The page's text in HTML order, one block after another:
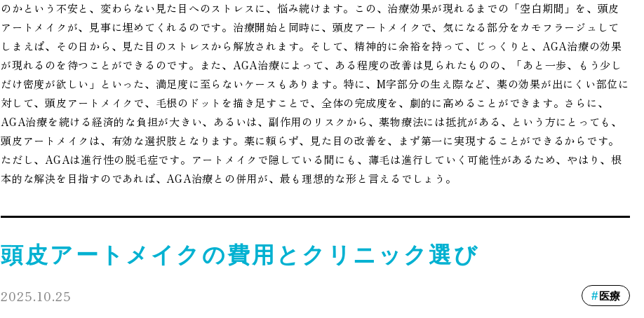
のかという不安と、変わらない見た目へのストレスに、悩み続けます。この、治療効果が現れるまでの「空白期間」を、頭皮
アートメイクが、見事に埋めてくれるのです。治療開始と同時に、頭皮アートメイクで、気になる部分をカモフラージュして
しまえば、その日から、見た目のストレスから解放されます。そして、精神的に余裕を持って、じっくりと、AGA治療の効果
が現れるのを待つことができるのです。また、AGA治療によって、ある程度の改善は見られたものの、「あと一歩、もう少し
だけ密度が欲しい」といった、満足度に至らないケースもあります。特に、M字部分の生え際など、薬の効果が出にくい部位に
対して、頭皮アートメイクで、毛根のドットを描き足すことで、全体の完成度を、劇的に高めることができます。さらに、
AGA治療を続ける経済的な負担が大きい、あるいは、副作用のリスクから、薬物療法には抵抗がある、という方にとっても、
頭皮アートメイクは、有効な選択肢となります。薬に頼らず、見た目の改善を、まず第一に実現することができるからです。
ただし、AGAは進行性の脱毛症です。アートメイクで隠している間にも、薄毛は進行していく可能性があるため、やはり、根
本的な解決を目指すのであれば、AGA治療との併用が、最も理想的な形と言えるでしょう。
頭皮アートメイクの費用とクリニック選び
2025.10.25 医療